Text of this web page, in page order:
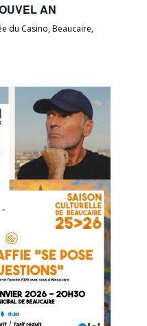
AN
du Casino, Beaucaire,